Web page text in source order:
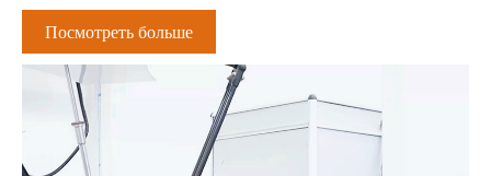
Посмотреть больше